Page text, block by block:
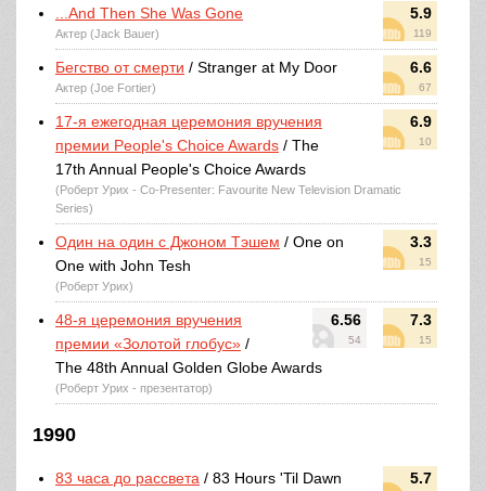
5.9
119
...And Then She Was Gone
Актер (Jack Bauer)
6.6
67
Бегство от смерти / Stranger at My Door
Актер (Joe Fortier)
6.9
10
17-я ежегодная церемония вручения
премии People's Choice Awards / The
17th Annual People's Choice Awards
(Роберт Урих - Co-Presenter: Favourite New Television Dramatic
Series)
3.3
15
Один на один с Джоном Тэшем / One on
One with John Tesh
(Роберт Урих)
6.56
54
7.3
15
48-я церемония вручения
премии «Золотой глобус» /
The 48th Annual Golden Globe Awards
(Роберт Урих - презентатор)
1990
5.7
83 часа до рассвета / 83 Hours 'Til Dawn